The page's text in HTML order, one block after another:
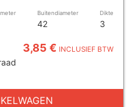
Buitendiameter
42
Dikte
3
3,85 € INCLUSIEF BTW